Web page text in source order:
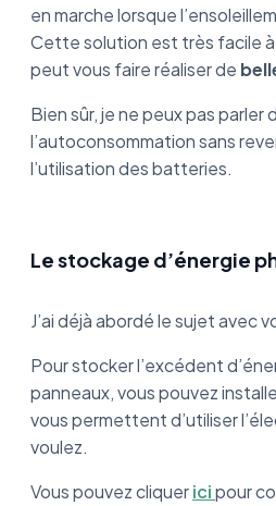
en marche lorsque
Cette solution est très facile
peut vous faire réaliser de
Bien sûr, je ne peux pas parler
l’autoconsommation sans
l’utilisation des batteries.
Le stockage d’énergie
J’ai déjà abordé le sujet avec
Pour stocker l’excédent
panneaux, vous pouvez
vous permettent d’utiliser
voulez.
Vous pouvez cliquericipour